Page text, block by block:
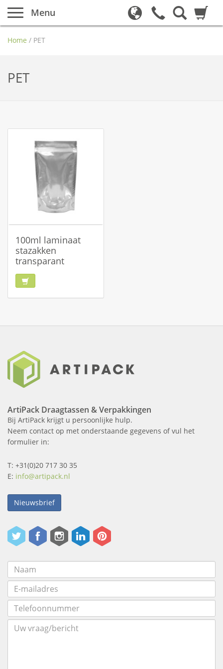
Menu
Home / PET
PET
100ml laminaat
stazakken
transparant
ArtiPack Draagtassen & Verpakkingen
Bij ArtiPack krijgt u persoonlijke hulp.
Neem contact op met onderstaande gegevens of vul het
formulier in:
T: +31(0)20 717 30 35
E: info@artipack.nl
Nieuwsbrief